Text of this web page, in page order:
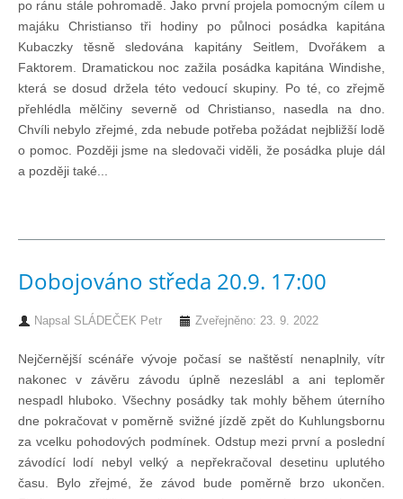
Pohárové závody
Kvízy
O lodích a plavbách
Přednášky
O plavbách českých jachtařů
Převzaté články ze zahraničí
Ostatní články
Plavební oblasti
po ránu stále pohromadě. Jako první projela pomocným cílem u
majáku Christianso tři hodiny po půlnoci posádka kapitána
Kubaczky těsně sledována kapitány Seitlem, Dvořákem a
Faktorem. Dramatickou noc zažila posádka kapitána Windishe,
která se dosud držela této vedoucí skupiny. Po té, co zřejmě
přehlédla mělčiny severně od Christianso, nasedla na dno.
Chvíli nebylo zřejmé, zda nebude potřeba požádat nejbližší lodě
o pomoc. Později jsme na sledovači viděli, že posádka pluje dál
a později také...
Dobojováno středa 20.9. 17:00
Napsal SLÁDEČEK Petr Zveřejněno: 23. 9. 2022
Nejčernější scénáře vývoje počasí se naštěstí nenaplnily, vítr
nakonec v závěru závodu úplně nezeslábl a ani teploměr
nespadl hluboko. Všechny posádky tak mohly během úterního
dne pokračovat v poměrně svižné jízdě zpět do Kuhlungsbornu
za vcelku pohodových podmínek. Odstup mezi první a poslední
závodící lodí nebyl velký a nepřekračoval desetinu uplutého
času. Bylo zřejmé, že závod bude poměrně brzo ukončen.